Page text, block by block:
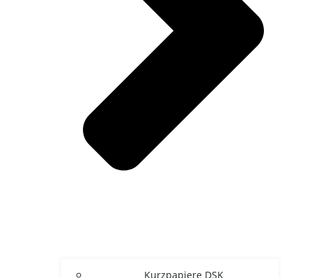
Kurz­pa­pie­re DSK